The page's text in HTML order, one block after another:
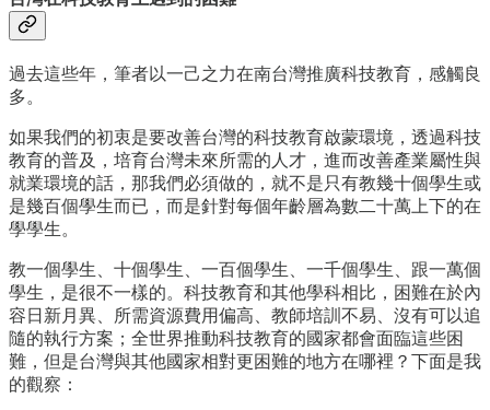
過去這些年，筆者以一己之力在南台灣推廣科技教育，感觸良
多。
如果我們的初衷是要改善台灣的科技教育啟蒙環境，透過科技
教育的普及，培育台灣未來所需的人才，進而改善產業屬性與
就業環境的話，那我們必須做的，就不是只有教幾十個學生或
是幾百個學生而已，而是針對每個年齡層為數二十萬上下的在
學學生。
教一個學生、十個學生、一百個學生、一千個學生、跟一萬個
學生，是很不一樣的。科技教育和其他學科相比，困難在於內
容日新月異、所需資源費用偏高、教師培訓不易、沒有可以追
隨的執行方案；全世界推動科技教育的國家都會面臨這些困
難，但是台灣與其他國家相對更困難的地方在哪裡？下面是我
的觀察：